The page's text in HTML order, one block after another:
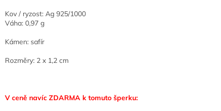
Kov / ryzost: Ag 925/1000
Váha: 0,97 g
Kámen: safír
Rozměry: 2 x 1,2 cm
V ceně navíc ZDARMA k tomuto šperku: